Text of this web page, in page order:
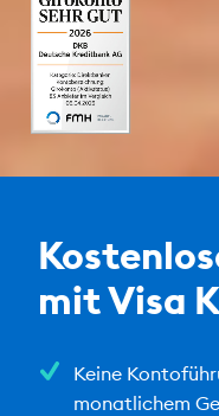
mit Visa
Keine
monatlichem